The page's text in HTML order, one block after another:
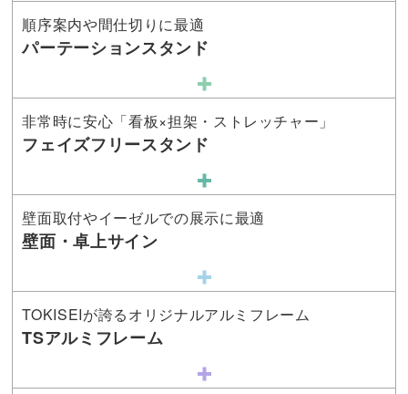
順序案内や間仕切りに最適
パーテーションスタンド
非常時に安心「看板×担架・ストレッチャー」
フェイズフリースタンド
壁面取付やイーゼルでの展示に最適
壁面・卓上サイン
TOKISEIが誇るオリジナルアルミフレーム
TSアルミフレーム